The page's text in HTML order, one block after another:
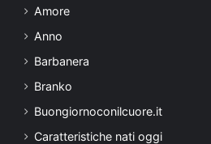
Amore
Anno
Barbanera
Branko
Buongiornoconilcuore.it
Caratteristiche nati oggi